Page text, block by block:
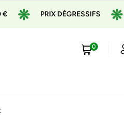
PRIX DÉGRESSIFS
0